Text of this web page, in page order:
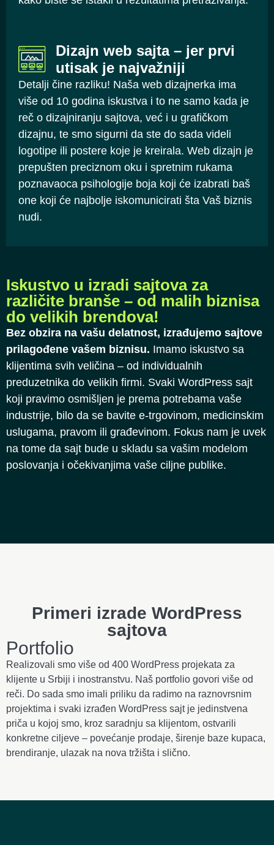
Dizajn web sajta – jer prvi
utisak je najvažniji
Detalji čine razliku! Naša web dizajnerka ima
više od 10 godina iskustva i to ne samo kada je
reč o dizajniranju sajtova, već i u grafičkom
dizajnu, te smo sigurni da ste do sada videli
logotipe ili postere koje je kreirala. Web dizajn je
prepušten preciznom oku i spretnim rukama
poznavaoca psihologije boja koji će izabrati baš
one koji će najbolje iskomunicirati šta Vaš biznis
nudi.
Iskustvo u izradi sajtova za
različite branše – od malih biznisa
do velikih brendova!
Bez obzira na vašu delatnost, izrađujemo sajtove
prilagođene vašem biznisu. Imamo iskustvo sa
klijentima svih veličina – od individualnih
preduzetnika do velikih firmi. Svaki WordPress sajt
koji pravimo osmišljen je prema potrebama vaše
industrije, bilo da se bavite e-trgovinom, medicinskim
uslugama, pravom ili građevinom. Fokus nam je uvek
na tome da sajt bude u skladu sa vašim modelom
poslovanja i očekivanjima vaše ciljne publike.
Primeri izrade WordPress
sajtova
Portfolio
Realizovali smo više od 400 WordPress projekata za
klijente u Srbiji i inostranstvu. Naš portfolio govori više od
reči. Do sada smo imali priliku da radimo na raznovrsnim
projektima i svaki izrađen WordPress sajt je jedinstvena
priča u kojoj smo, kroz saradnju sa klijentom, ostvarili
konkretne ciljeve – povećanje prodaje, širenje baze kupaca,
brendiranje, ulazak na nova tržišta i slično.